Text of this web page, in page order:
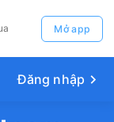
Mở app
Đăng nhập